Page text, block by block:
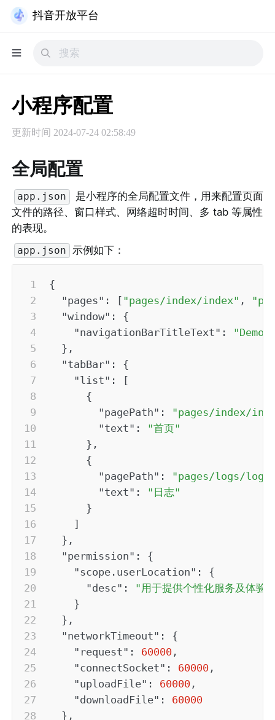
抖音开放平台
小程序配置
更新时间 2024-07-24 02:58:49
全局配置
app.json
是小程序的全局配置文件，用来配置页面
文件的路径、窗口样式、网络超时时间、多 tab 等属性
的表现。
app.json 示例如下：
{
"pages" : [ "pages/index/index" ,
"window" :
{
"navigationBarTitleText" :
"Demo"
} ,
"tabBar" :
{
"list" :
[
{
"pagePath" :
"pages/index/
"text" :
"首页"
} ,
{
"pagePath" :
"pages/logs/
"text" :
"日志"
}
]
} ,
"permission" :
{
"scope.userLocation" :
{
"desc" :
"用于提供个性化服务及体验"
}
} ,
"networkTimeout" :
{
"request" : 60000 ,
"connectSocket" : 60000 ,
"uploadFile" : 60000 ,
"downloadFile" :
60000
} ,